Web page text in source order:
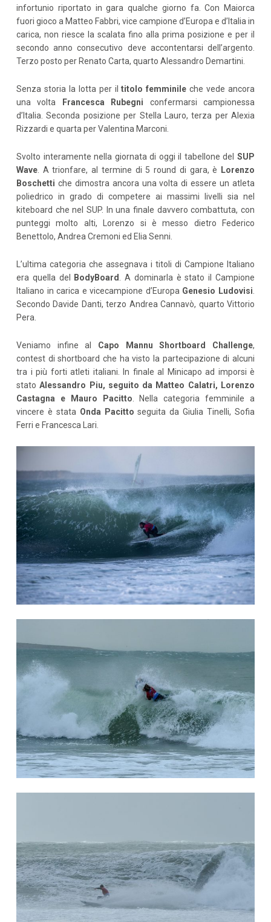
infortunio riportato in gara qualche giorno fa. Con Maiorca
fuori gioco a Matteo Fabbri, vice campione d’Europa e d’Italia in
carica, non riesce la scalata fino alla prima posizione e per il
secondo anno consecutivo deve accontentarsi dell’argento.
Terzo posto per Renato Carta, quarto Alessandro Demartini.
Senza storia la lotta per iltitolo femminile che vede ancora
una volta
Francesca Rubegni confermarsi campionessa
d’Italia. Seconda posizione per Stella Lauro, terza per Alexia
Rizzardi e quarta per Valentina Marconi.
Svolto interamente nella giornata di oggi il tabellone del SUP
Wave . A trionfare, al termine di 5 round di gara, è
Lorenzo
Boschetti che dimostra ancora una volta di essere un atleta
poliedrico in grado di competere ai massimi livelli sia nel
kiteboard che nel SUP. In una finale davvero combattuta, con
punteggi molto alti, Lorenzo si è messo dietro Federico
Benettolo, Andrea Cremoni ed Elia Senni.
L’ultima categoria che assegnava i titoli di Campione Italiano
era quella del
BodyBoard
. A dominarla è stato il Campione
Italiano in carica e vicecampione d’Europa Genesio Ludovisi
Secondo Davide Danti, terzo Andrea Cannavò, quarto Vittorio
Pera.
Veniamo infine al Capo Mannu Shortboard Challenge,
contest di shortboard che ha visto la partecipazione di alcuni
tra i più forti atleti italiani. In finale al Minicapo ad imporsi è
statoAlessandro Piu, seguito da Matteo Calatri, Lorenzo
Castagna e Mauro Pacitto . Nella categoria femminile a
vincere è stata Onda Pacitto seguita da Giulia Tinelli, Sofia
Ferri e Francesca Lari.